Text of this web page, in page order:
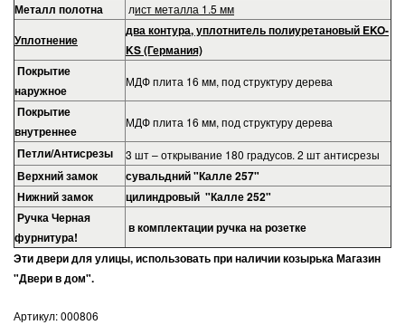
Металл полотна
лист металла 1.5 мм
Уплотнение
два контура, уплотнитель полиуретановый EKO-
KS (Германия)
Покрытие
наружное
МДФ плита 16 мм, под структуру дерева
Покрытие
внутреннее
МДФ плита 16 мм, под структуру дерева
Петли/Антисрезы 3 шт – открывание 180 градусов. 2 шт антисрезы
Верхний замок
сувальдний "Калле 257"
Нижний замок
цилиндровый "Калле 252"
РучкаЧерная
фурнитура!
в комплектации ручка на розетке
Эти двери для улицы, использовать при наличии козырька Магазин
"Двери в дом".
Артикул:000806